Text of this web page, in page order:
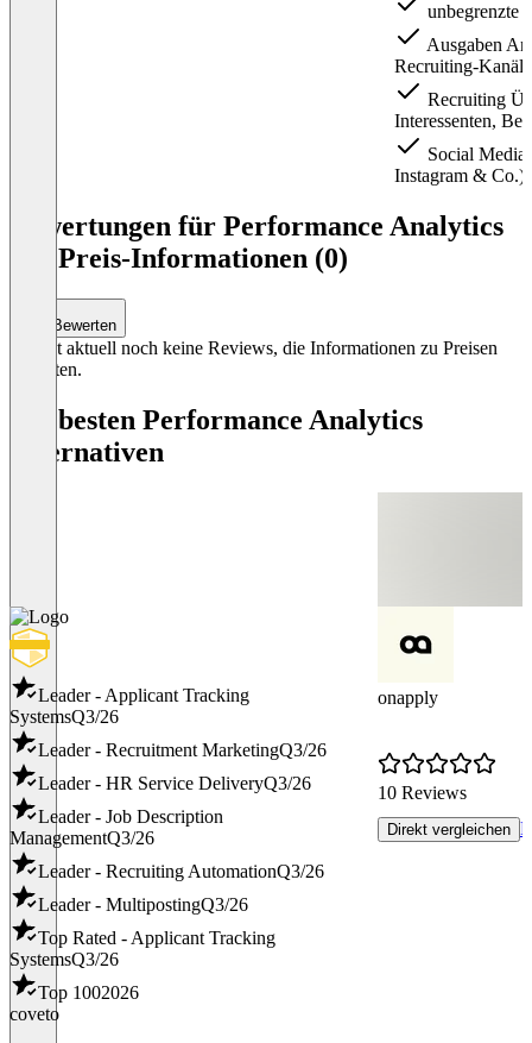
unbegrenzte
Ausgaben
Recruiting-Kanäle
Recruiting
Interessenten,
Social Media
Instagram & Co.)
Bewertungen für Performance Analytics
mit Preis-Informationen (0)
Bewerten
Es gibt aktuell noch keine Reviews, die Informationen zu Preisen
enthalten.
Die besten Performance Analytics
Alternativen
Leader - Applicant Tracking
SystemsQ3/26
Leader - Recruitment MarketingQ3/26
Leader - HR Service DeliveryQ3/26
Leader - Job Description
ManagementQ3/26
Leader - Recruiting AutomationQ3/26
Leader - MultipostingQ3/26
Top Rated - Applicant Tracking
SystemsQ3/26
Top 1002026
coveto
onapply
10 Reviews
Direkt vergleichen